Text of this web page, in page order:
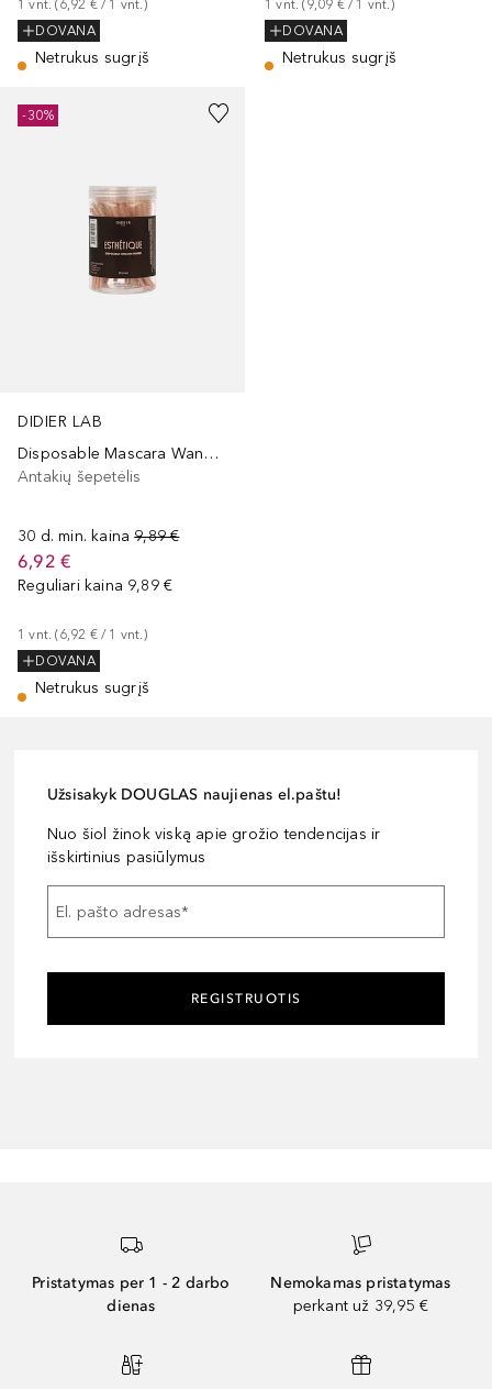
1 vnt. (6,92 € / 1 vnt.)
DOVANA
Netrukus sugrįš
1 vnt. (9,09 € / 1 vnt.)
DOVANA
Netrukus sugrįš
DIDIER LAB
Disposable Mascara Wands Esthétique
Antakių šepetėlis
30 d. min. kaina 9,89 €
6,92 €
Reguliari kaina 9,89 €
1 vnt. (6,92 € / 1 vnt.)
DOVANA
Netrukus sugrįš
-30%
Užsisakyk DOUGLAS naujienas el.paštu!
Nuo šiol žinok viską apie grožio tendencijas ir
išskirtinius pasiūlymus
El. pašto adresas*
REGISTRUOTIS
Pristatymas per 1 - 2 darbo
dienas
Nemokamas pristatymas
perkant už 39,95 €